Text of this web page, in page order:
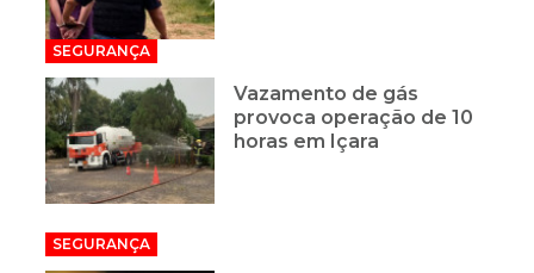
SEGURANÇA
Vazamento de gás
provoca operação de 10
horas em Içara
SEGURANÇA